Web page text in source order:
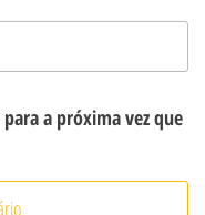
a próxima vez que